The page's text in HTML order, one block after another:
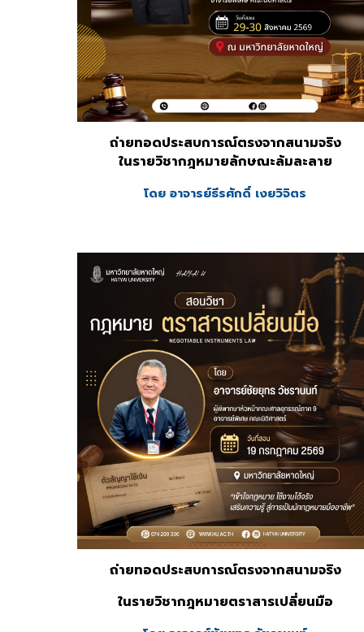
ถ่ายทอดประสบการณ์ตรงจากสนามจริง
ในรายวิชากฎหมายลักษณะล้มละลาย
โดย อาจารย์ธีรศักดิ์ เงยวิจิตร
ถ่ายทอดประสบการณ์ตรงจากสนามจริง
ในรายวิชากฎหมายตราสารเปลี่ยนมือ